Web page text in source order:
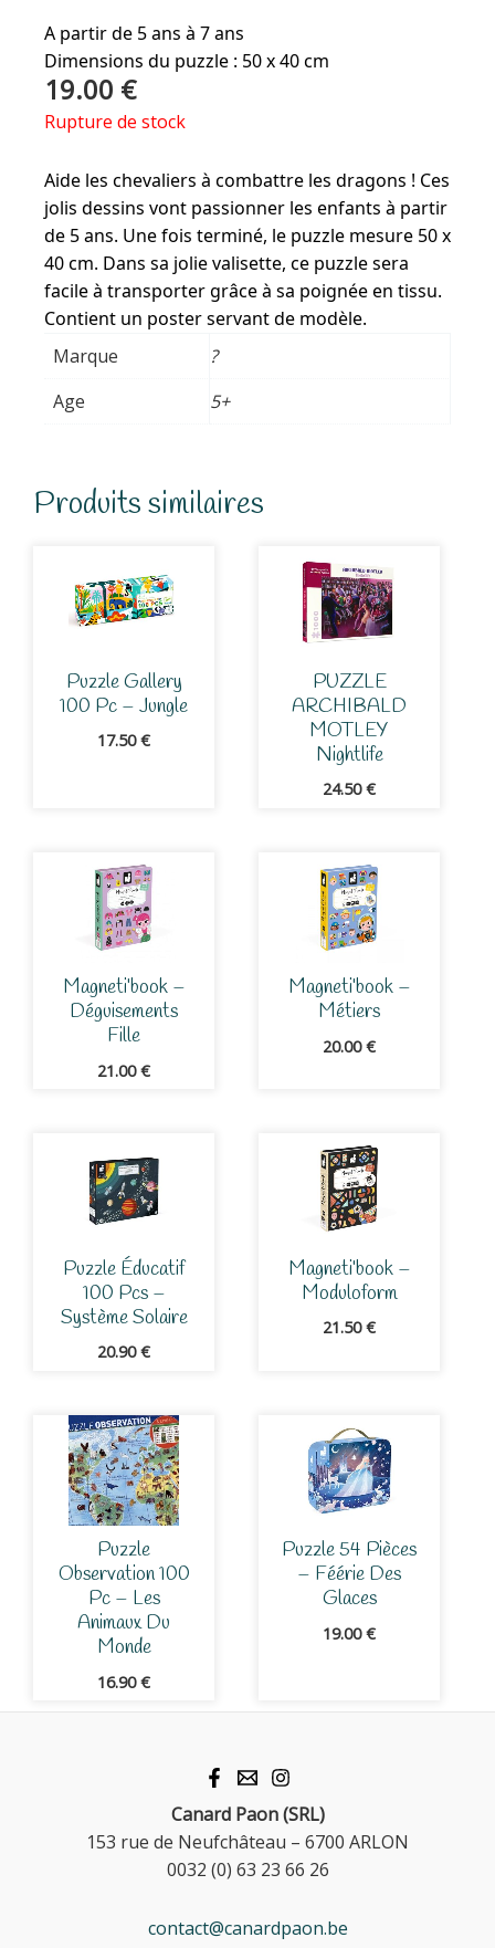
A partir de 5 ans à 7 ans
Dimensions du puzzle : 50 x 40 cm
19.00 €
Rupture de stock
Aide les chevaliers à combattre les dragons ! Ces
jolis dessins vont passionner les enfants à partir
de 5 ans. Une fois terminé, le puzzle mesure 50 x
40 cm. Dans sa jolie valisette, ce puzzle sera
facile à transporter grâce à sa poignée en tissu.
Contient un poster servant de modèle.
Marque
?
Age
5+
Produits similaires
Puzzle Gallery
100 Pc – Jungle
17.50€
PUZZLE
ARCHIBALD
MOTLEY
Nightlife
24.50€
Magneti’book –
Déguisements
Fille
21.00€
Magneti’book –
Métiers
20.00€
Puzzle Éducatif
100 Pcs –
Système Solaire
20.90€
Magneti’book –
Moduloform
21.50€
Puzzle
Observation 100
Pc – Les
Animaux Du
Monde
16.90€
Puzzle 54 Pièces
– Féérie Des
Glaces
19.00€
Canard Paon (SRL)
153 rue de Neufchâteau – 6700 ARLON
0032 (0) 63 23 66 26
contact@canardpaon.be